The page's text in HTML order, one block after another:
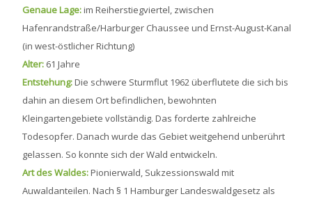
Genaue Lage:im Reiherstiegviertel, zwischen
Hafenrandstraße/Harburger Chaussee und Ernst-August-Kanal
(in west-östlicher Richtung)
Alter: 61 Jahre
Entstehung:Die schwere Sturmflut 1962 überflutete die sich bis
dahin an diesem Ort befindlichen, bewohnten
Kleingartengebiete vollständig. Das forderte zahlreiche
Todesopfer. Danach wurde das Gebiet weitgehend unberührt
gelassen. So konnte sich der Wald entwickeln.
Art des Waldes:Pionierwald, Sukzessionswald mit
Auwaldanteilen. Nach § 1 Hamburger Landeswaldgesetz als